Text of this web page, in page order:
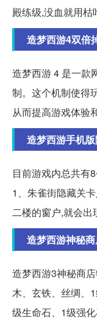
殿练级,没血就用枯
造梦西游4双倍
造梦西游 4 是一款
制。这个机制使得
从而提高游戏体验
造梦西游手机
目前游戏内总共有
1、朱雀街隐藏关
二楼的窗户,就会出
造梦西游神秘
造梦西游3神秘商
木、玄铁、丝绸、
级生命石、1级强